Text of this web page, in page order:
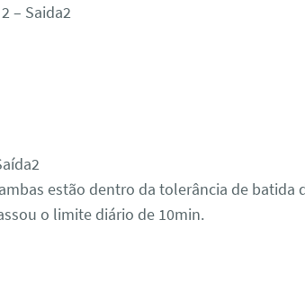
– Saida2
estão dentro da tolerância de batida
o limite diário de 10min.